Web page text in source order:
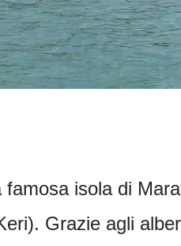
isola di
Grazie agli